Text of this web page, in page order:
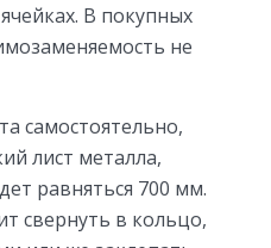
В покупных
не
самостоятельно,
лист металла,
равняться 700 мм.
свернуть в кольцо,